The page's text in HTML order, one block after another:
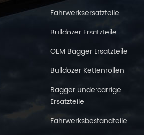
Fahrwerksersatzteile
Bulldozer Ersatzteile
OEM Bagger Ersatzteile
Bulldozer Kettenrollen
Bagger undercarrige
Ersatzteile
Fahrwerksbestandteile